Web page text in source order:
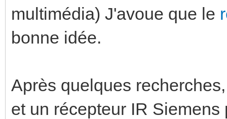
multimédia) J'avoue que le
bonne idée.
Après quelques
et un récepteur IR